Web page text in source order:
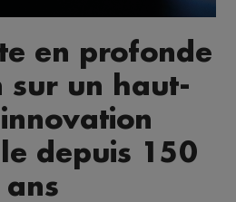
en profonde
sur un haut-
depuis 150
ans